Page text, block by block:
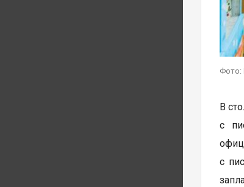
Фото:
В
с
с